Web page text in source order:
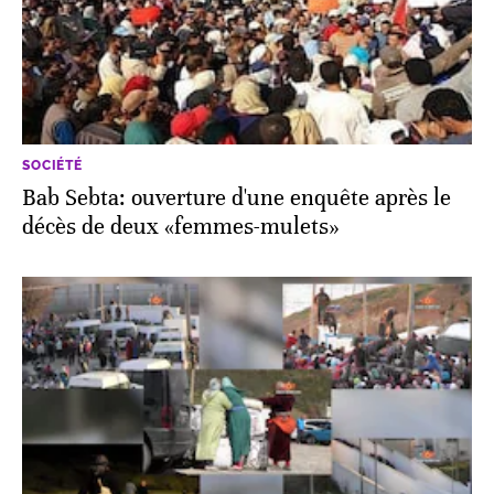
SOCIÉTÉ
Bab Sebta: ouverture d'une enquête après le
décès de deux «femmes-mulets»